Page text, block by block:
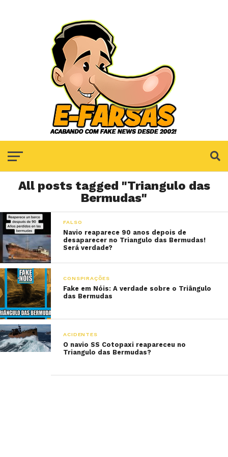
All posts tagged "Triangulo das
Bermudas"
FALSO
Navio reaparece 90 anos depois de
desaparecer no Triangulo das Bermudas!
Será verdade?
CONSPIRAÇÕES
Fake em Nóis: A verdade sobre o Triângulo
das Bermudas
ACIDENTES
O navio SS Cotopaxi reapareceu no
Triangulo das Bermudas?